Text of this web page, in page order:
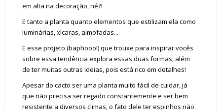
em alta na decoração, né?!
E tanto a planta quanto elementos que estilizam ela como
luminárias, xícaras, almofadas...
E esse projeto (baphooo!) que trouxe para inspirar vocês
sobre essa tendência explora essas duas formas, além
de ter muitas outras ideias, pois está rico em detalhes!
Apesar do cacto ser uma planta muito fácil de cuidar, já
que não precisa ser regado constantemente e ser bem
resistente a diversos climas, o fato dele ter espinhos não